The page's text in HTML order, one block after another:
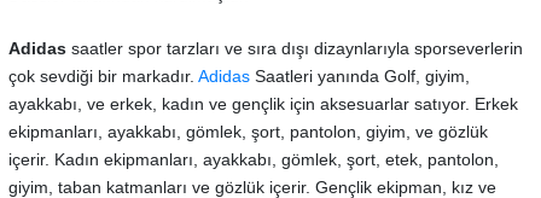
Adidas saatler spor tarzları ve sıra dışı dizaynlarıyla sporseverlerin
çok sevdiği bir markadır. Adidas Saatleri yanında Golf, giyim,
ayakkabı, ve erkek, kadın ve gençlik için aksesuarlar satıyor. Erkek
ekipmanları, ayakkabı, gömlek, şort, pantolon, giyim, ve gözlük
içerir. Kadın ekipmanları, ayakkabı, gömlek, şort, etek, pantolon,
giyim, taban katmanları ve gözlük içerir. Gençlik ekipman, kız ve